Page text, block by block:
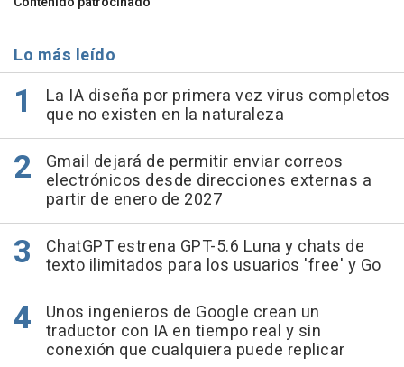
Lo más leído
La IA diseña por primera vez virus completos
que no existen en la naturaleza
Gmail dejará de permitir enviar correos
electrónicos desde direcciones externas a
partir de enero de 2027
ChatGPT estrena GPT-5.6 Luna y chats de
texto ilimitados para los usuarios 'free' y Go
Unos ingenieros de Google crean un
traductor con IA en tiempo real y sin
conexión que cualquiera puede replicar